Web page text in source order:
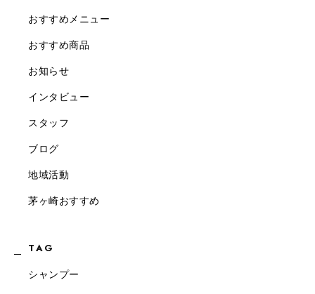
おすすめメニュー
おすすめ商品
お知らせ
インタビュー
スタッフ
ブログ
地域活動
茅ヶ崎おすすめ
TAG
シャンプー